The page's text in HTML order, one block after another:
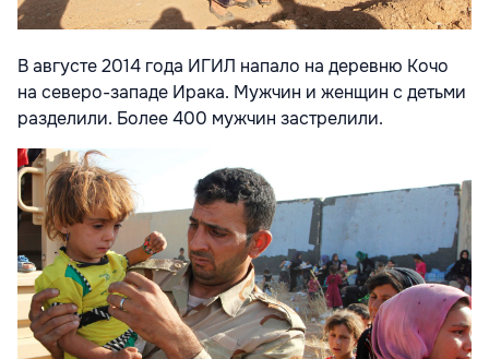
В августе 2014 года ИГИЛ напало на деревню Кочо
на северо-западе Ирака. Мужчин и женщин с детьми
разделили. Более 400 мужчин застрелили.